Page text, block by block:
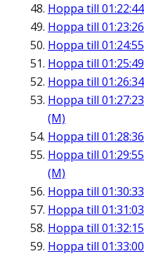
Hoppa till 01:22:44
Hoppa till 01:23:26
Hoppa till 01:24:55
Hoppa till 01:25:49
Hoppa till 01:26:34
Hoppa till 01:27:23
(M)
Hoppa till 01:28:36
Hoppa till 01:29:55
(M)
Hoppa till 01:30:33
Hoppa till 01:31:03
Hoppa till 01:32:15
Hoppa till 01:33:00